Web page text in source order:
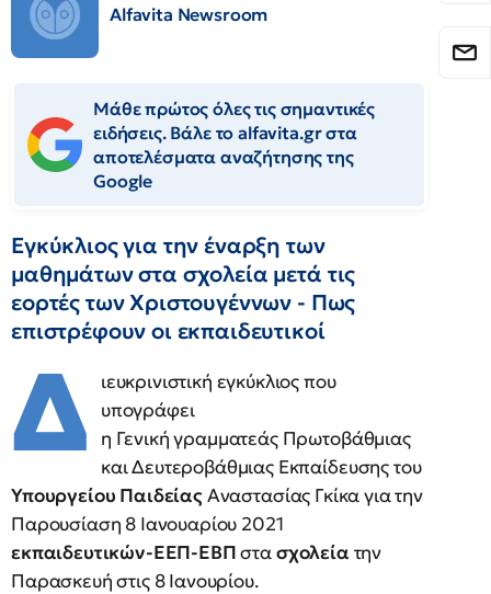
Alfavita Newsroom
Μάθε πρώτος όλες τις σημαντικές
ειδήσεις. Βάλε το alfavita.gr στα
αποτελέσματα αναζήτησης της
Google
Εγκύκλιος για την έναρξη των
μαθημάτων στα σχολεία μετά τις
εορτές των Χριστουγέννων - Πως
επιστρέφουν οι εκπαιδευτικοί
Δ
ιευκρινιστική εγκύκλιος που
υπογράφει
η Γενική γραμματεάς Πρωτοβάθμιας
και Δευτεροβάθμιας Εκπαίδευσης του
Υπουργείου ΠαιδείαςΑναστασίας Γκίκα για την
Παρουσίαση 8 Ιανουαρίου 2021
εκπαιδευτικών-ΕΕΠ-ΕΒΠστασχολεία την
Παρασκευή στις 8 Ιανουρίου.